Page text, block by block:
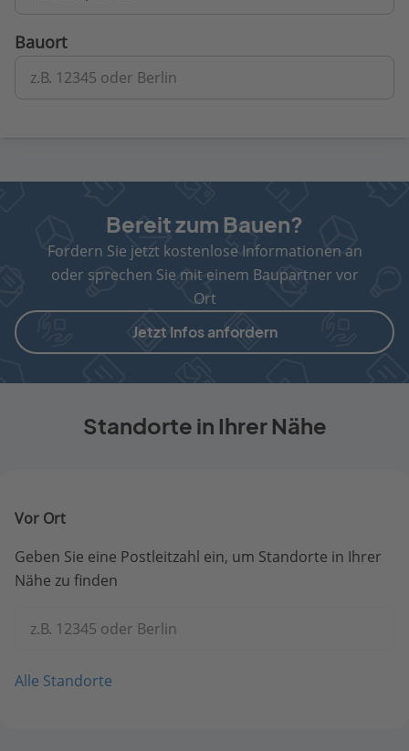
Bauort
z.B. 12345 oder Berlin
Bereit zum Bauen?
Fordern Sie jetzt kostenlose Informationen an
oder sprechen Sie mit einem Baupartner vor
Ort
Jetzt Infos anfordern
Standorte in Ihrer Nähe
Vor Ort
Geben Sie eine Postleitzahl ein, um Standorte in Ihrer
Nähe zu finden
z.B. 12345 oder Berlin
Alle Standorte